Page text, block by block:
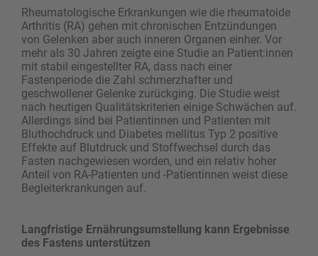
Rheumatologische Erkrankungen wie die rheumatoide
Arthritis (RA) gehen mit chronischen Entzündungen
von Gelenken aber auch inneren Organen einher. Vor
mehr als 30 Jahren zeigte eine Studie an Patient:innen
mit stabil eingestellter RA, dass nach einer
Fastenperiode die Zahl schmerzhafter und
geschwollener Gelenke zurückging. Die Studie weist
nach heutigen Qualitätskriterien einige Schwächen auf.
Allerdings sind bei Patientinnen und Patienten mit
Bluthochdruck und Diabetes mellitus Typ 2 positive
Effekte auf Blutdruck und Stoffwechsel durch das
Fasten nachgewiesen worden, und ein relativ hoher
Anteil von RA-Patienten und -Patientinnen weist diese
Begleiterkrankungen auf.
Langfristige Ernährungsumstellung kann Ergebnisse
des Fastens unterstützen